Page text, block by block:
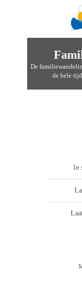
De
de hele
1e